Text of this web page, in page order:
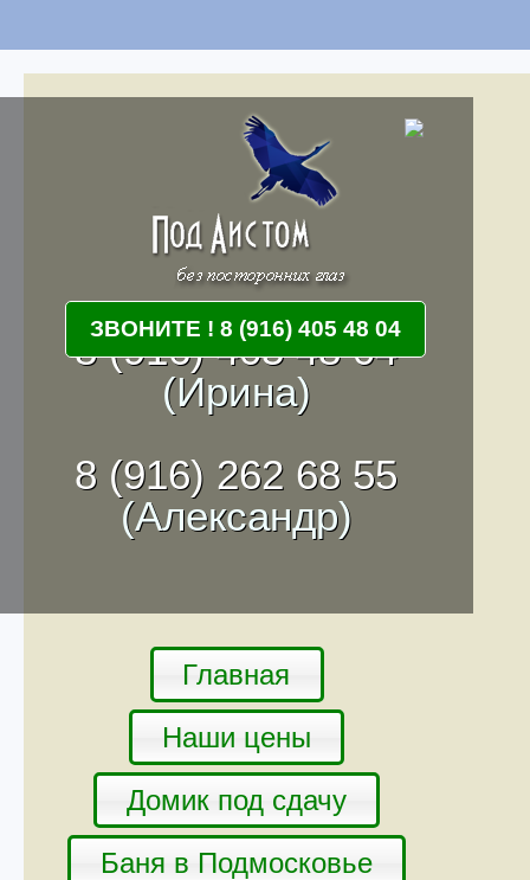
8 (916) 405 48 04
(Ирина)
8 (916) 262 68 55
(Александр)
Главная
Наши цены
Домик под сдачу
Баня в Подмосковье
ЗВОНИТЕ ! 8 (916) 405 48 04